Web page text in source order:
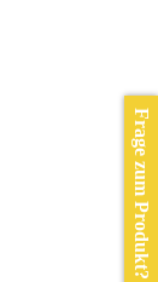
Frage zum Produkt?